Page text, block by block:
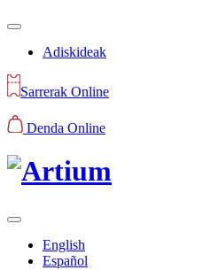
Adiskideak
Sarrerak Online
Denda Online
English
Español